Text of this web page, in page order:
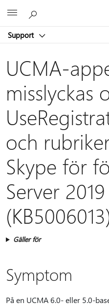
Support
UCMA-
misslyckas
och
Skype för
Server 2019
Gäller för
Symptom
På en UCMA 6.0- eller 5.0-